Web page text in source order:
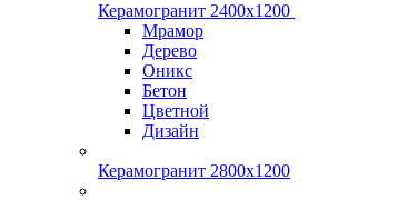
Керамогранит 2400х1200
Мрамор
Дерево
Оникс
Бетон
Цветной
Дизайн
Керамогранит 2800x1200